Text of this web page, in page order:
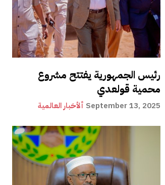
رئيس الجمهورية يفتتح مشروع
محمية قولعدي
ألأخبار العالمية September 13, 2025